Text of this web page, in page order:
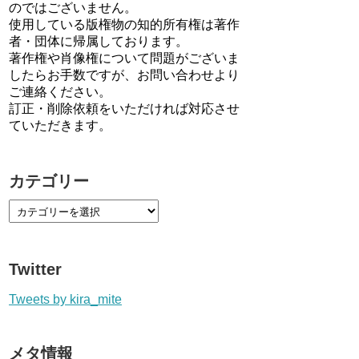
のではございません。
使用している版権物の知的所有権は著作
者・団体に帰属しております。
著作権や肖像権について問題がございま
したらお手数ですが、お問い合わせより
ご連絡ください。
訂正・削除依頼をいただければ対応させ
ていただきます。
カテゴリー
Twitter
Tweets by kira_mite
メタ情報